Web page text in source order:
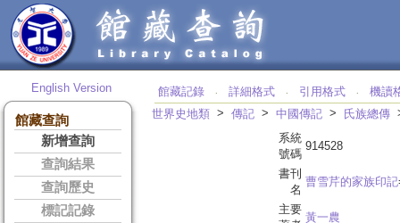
English Version
館藏查詢
新增查詢
查詢結果
查詢歷史
標記記錄
館藏記錄 ‧ 詳細格式 ‧ 引用格式 ‧
機讀
世界史地類 > 傳記 > 中國傳記 > 氏族總傳
系統
號碼
914528
書刊
名
曹雪芹的家族印記
主要
黃一農